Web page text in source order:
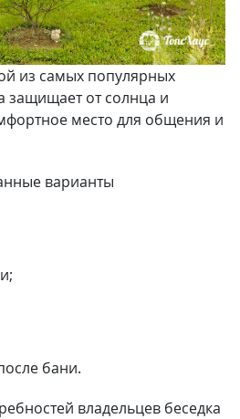
из самых популярных
защищает от солнца и
место для общения и
варианты
бани.
владельцев беседка